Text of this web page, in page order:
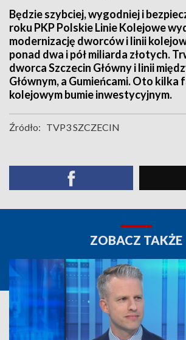
Będzie szybciej, wygodniej i
roku PKP Polskie Linie Kolejowe
modernizację dworców i linii
ponad dwa i pół miliarda złotych.
dworca Szczecin Główny i linii
Głównym, a Gumieńcami. Oto kilka
kolejowym bumie inwestycyjnym.
Źródło: TVP3 SZCZECIN
ZOBACZ TAKŻE